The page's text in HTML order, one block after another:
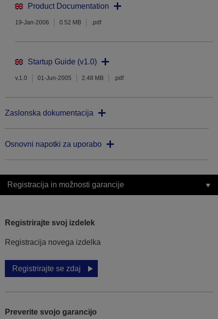
Product Documentation
19-Jan-2006 0.52 MB .pdf
Startup Guide (v1.0)
v.1.0 01-Jun-2005 2.48 MB .pdf
Zaslonska dokumentacija
Osnovni napotki za uporabo
Registracija in možnosti garancije
Registrirajte svoj izdelek
Registracija novega izdelka
Registrirajte se zdaj
Preverite svojo garancijo